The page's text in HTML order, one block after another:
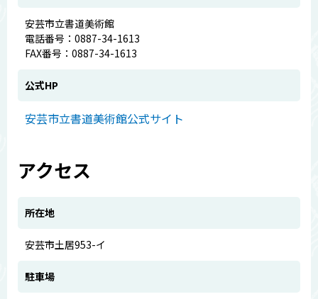
安芸市立書道美術館
電話番号：0887-34-1613
FAX番号：0887-34-1613
公式HP
安芸市立書道美術館公式サイト
アクセス
所在地
安芸市土居953-イ
駐車場